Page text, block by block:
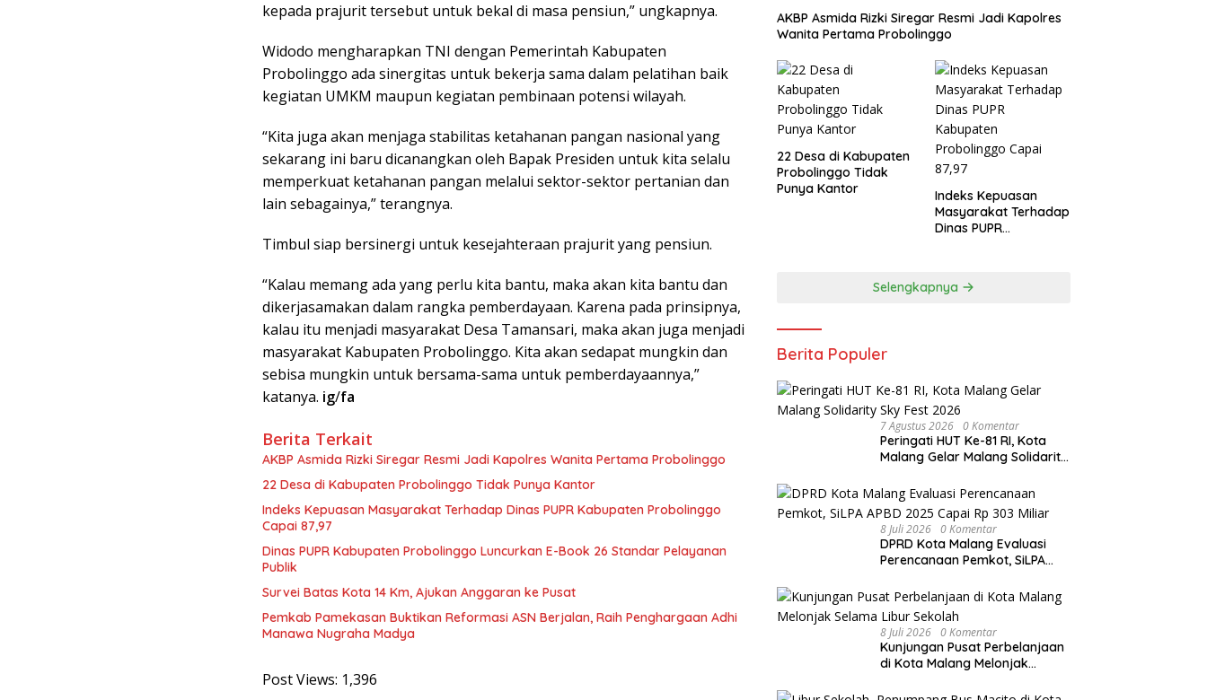
kepada prajurit tersebut untuk bekal di masa pensiun,” ungkapnya.
Widodo mengharapkan TNI dengan Pemerintah Kabupaten
Probolinggo ada sinergitas untuk bekerja sama dalam pelatihan baik
kegiatan UMKM maupun kegiatan pembinaan potensi wilayah.
“Kita juga akan menjaga stabilitas ketahanan pangan nasional yang
sekarang ini baru dicanangkan oleh Bapak Presiden untuk kita selalu
memperkuat ketahanan pangan melalui sektor-sektor pertanian dan
lain sebagainya,” terangnya.
Timbul siap bersinergi untuk kesejahteraan prajurit yang pensiun.
“Kalau memang ada yang perlu kita bantu, maka akan kita bantu dan
dikerjasamakan dalam rangka pemberdayaan. Karena pada prinsipnya,
kalau itu menjadi masyarakat Desa Tamansari, maka akan juga menjadi
masyarakat Kabupaten Probolinggo. Kita akan sedapat mungkin dan
sebisa mungkin untuk bersama-sama untuk pemberdayaannya,”
katanya. ig/fa
Berita Terkait
AKBP Asmida Rizki Siregar Resmi Jadi Kapolres Wanita Pertama Probolinggo
22 Desa di Kabupaten Probolinggo Tidak Punya Kantor
Indeks Kepuasan Masyarakat Terhadap Dinas PUPR Kabupaten Probolinggo
Capai 87,97
Dinas PUPR Kabupaten Probolinggo Luncurkan E-Book 26 Standar Pelayanan
Publik
Survei Batas Kota 14 Km, Ajukan Anggaran ke Pusat
Pemkab Pamekasan Buktikan Reformasi ASN Berjalan, Raih Penghargaan Adhi
Manawa Nugraha Madya
Post Views: 1,396
AKBP Asmida Rizki Siregar Resmi Jadi Kapolres
Wanita Pertama Probolinggo
22 Desa di Kabupaten
Probolinggo Tidak
Punya Kantor
Indeks Kepuasan
Masyarakat Terhadap
Dinas PUPR
Selengkapnya
Berita Populer
7 Agustus 2026 0 Komentar
Peringati HUT Ke-81 RI, Kota
Malang Gelar Malang Solidarity
8 Juli 2026 0 Komentar
DPRD Kota Malang Evaluasi
Perencanaan Pemkot, SiLPA
8 Juli 2026 0 Komentar
Kunjungan Pusat Perbelanjaan
di Kota Malang Melonjak